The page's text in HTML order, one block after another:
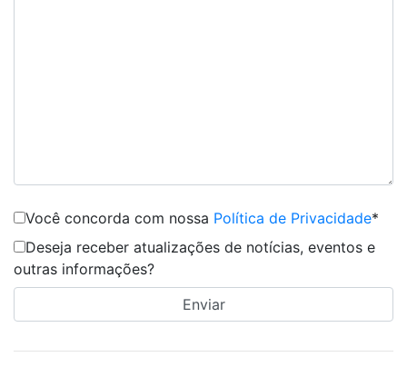
Você concorda com nossa Política de Privacidade*
Deseja receber atualizações de notícias, eventos e
outras informações?